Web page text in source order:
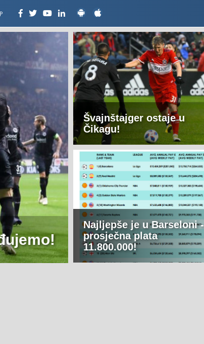
Švajnštajger ostaje u
Čikagu!
Najljepše je u Barseloni -
prosječna plata
11.800.000!